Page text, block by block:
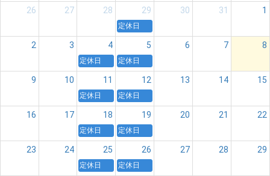
26
27 28 29
定休日
30 31 1
2 3 4
定休日
5
定休日
6 7 8
9 10 11
定休日
12
定休日
13 14 15
16 17 18
定休日
19
定休日
20 21 22
23 24 25
定休日
26
定休日
27 28 29